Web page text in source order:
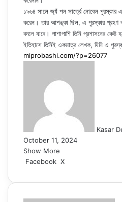
১৯৬৪ সালে জ্যঁ পল সার্ত্রে নোবেল পুরস্কার
করেন। তার আশঙ্কা ছিল, এ পুরস্কার গ্রহণ
বদলে যাবে। পাশাপাশি তিনি প্রশাসনের কেউ
ইতিহাসে তিনিই একমাত্র লেখক, যিনি এ
Kasar
October 11, 2024
Show More
Facebook X
Email